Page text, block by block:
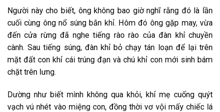
Người này cho biết, ông không bao giờ nghĩ rằng đó là lần
cuối cùng ông nổ súng bắn khỉ. Hôm đó ông gặp may, vừa
đến cửa rừng đã nghe tiếng rào rào của đàn khỉ chuyền
cành. Sau tiếng súng, đàn khỉ bỏ chạy tán loạn để lại trên
mặt đất con khỉ cái trúng đạn và chú khỉ con mới sinh bám
chặt trên lưng.
Dường như biết mình không qua khỏi, khỉ mẹ cuống quýt
vạch vú nhét vào miệng con, đồng thời vơ vội mấy chiếc lá